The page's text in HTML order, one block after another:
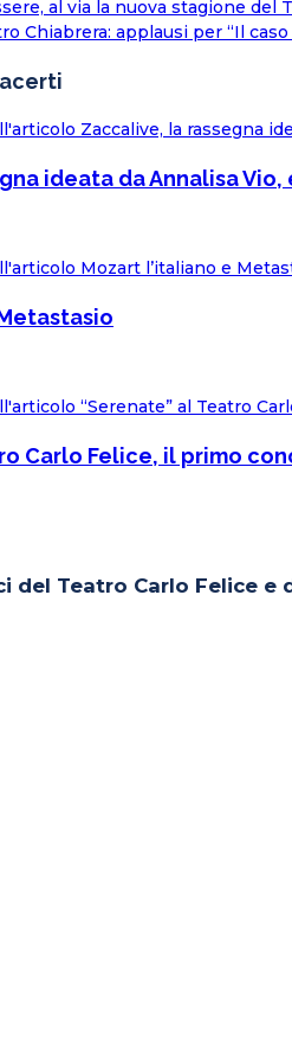
al via la nuova stagione del
Chiabrera: applausi per “Il
ideata da Annalisa
Carlo Felice, il primo
del Teatro Carlo Felice e